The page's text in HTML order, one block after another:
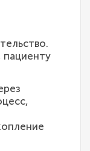
пациенту